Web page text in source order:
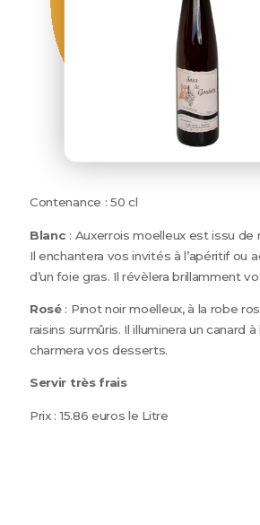
Contenance : 50 cl
Blanc : Auxerrois moelleux est issu de
Il enchantera vos invités à l’apéritif ou
d’un foie gras. Il révèlera brillamment
Rosé: Pinot noir moelleux, à la robe
raisins surmûris. Il illuminera un canard à
charmera vos desserts.
Servir très frais
Prix : 15.86 euros le Litre